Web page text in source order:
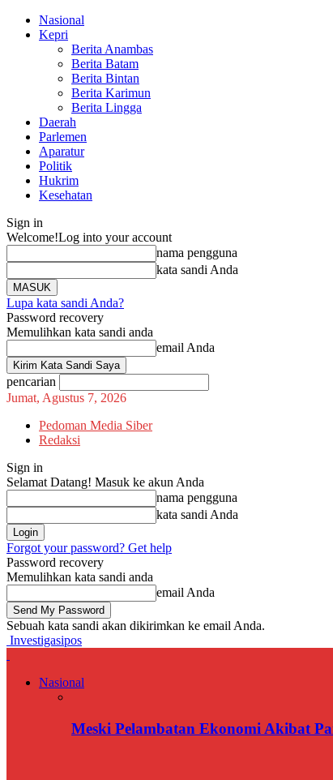
Nasional
Kepri
Berita Anambas
Berita Batam
Berita Bintan
Berita Karimun
Berita Lingga
Daerah
Parlemen
Aparatur
Politik
Hukrim
Kesehatan
Sign in
Welcome!Log into your account
nama pengguna
kata sandi Anda
Lupa kata sandi Anda?
Password recovery
Memulihkan kata sandi anda
email Anda
pencarian
Jumat, Agustus 7, 2026
Pedoman Media Siber
Redaksi
Sign in
Selamat Datang! Masuk ke akun Anda
nama pengguna
kata sandi Anda
Forgot your password? Get help
Password recovery
Memulihkan kata sandi anda
email Anda
Sebuah kata sandi akan dikirimkan ke email Anda.
Investigasipos
Nasional
Meski Pelambatan Ekonomi Akibat